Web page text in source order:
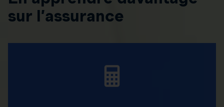
sur l’assurance